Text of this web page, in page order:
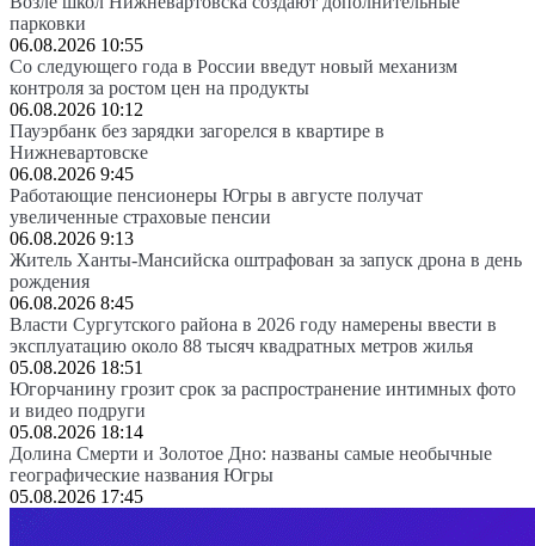
парковки
06.08.2026 10:55
Со следующего года в России введут новый механизм
контроля за ростом цен на продукты
06.08.2026 10:12
Пауэрбанк без зарядки загорелся в квартире в
Нижневартовске
06.08.2026 9:45
Работающие пенсионеры Югры в августе получат
увеличенные страховые пенсии
06.08.2026 9:13
Житель Ханты-Мансийска оштрафован за запуск дрона в день
рождения
06.08.2026 8:45
Власти Сургутского района в 2026 году намерены ввести в
эксплуатацию около 88 тысяч квадратных метров жилья
05.08.2026 18:51
Югорчанину грозит срок за распространение интимных фото
и видео подруги
05.08.2026 18:14
Долина Смерти и Золотое Дно: названы самые необычные
географические названия Югры
05.08.2026 17:45